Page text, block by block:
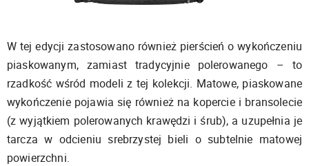
W tej edycji zastosowano również pierścień o wykończeniu
piaskowanym, zamiast tradycyjnie polerowanego – to
rzadkość wśród modeli z tej kolekcji. Matowe, piaskowane
wykończenie pojawia się również na kopercie i bransolecie
(z wyjątkiem polerowanych krawędzi i śrub), a uzupełnia je
tarcza w odcieniu srebrzystej bieli o subtelnie matowej
powierzchni.